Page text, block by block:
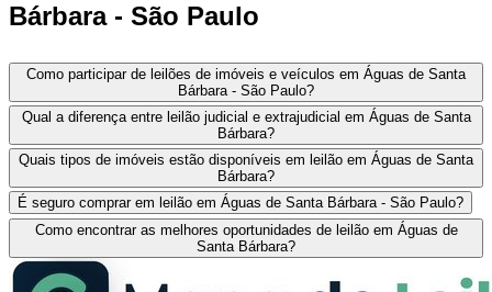
Bárbara - São Paulo
Como participar de leilões de imóveis e veículos em Águas de Santa
Bárbara - São Paulo?
Qual a diferença entre leilão judicial e extrajudicial em Águas de Santa
Bárbara?
Quais tipos de imóveis estão disponíveis em leilão em Águas de Santa
Bárbara?
É seguro comprar em leilão em Águas de Santa Bárbara - São Paulo?
Como encontrar as melhores oportunidades de leilão em Águas de
Santa Bárbara?